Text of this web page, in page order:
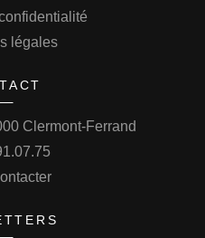
légales
Clermont-Ferrand